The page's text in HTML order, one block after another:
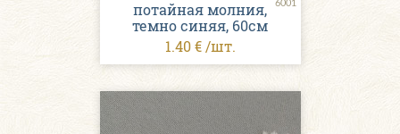
6001
потайная молния,
темно синяя, 60см
1.40 € /шт.